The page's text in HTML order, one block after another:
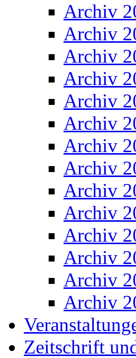
Archiv
Archiv
Archiv
Archiv
Archiv
Archiv
Archiv
Archiv
Archiv
Archiv
Archiv
Archiv
Archiv
Archiv
Zeitschrift